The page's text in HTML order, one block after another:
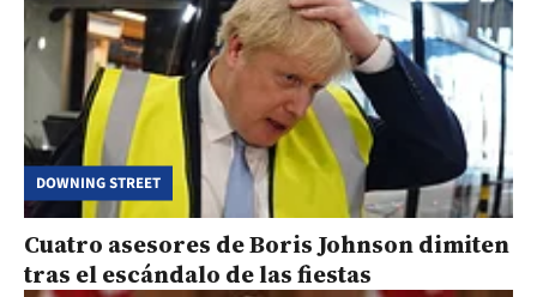
DOWNING STREET
Cuatro asesores de Boris Johnson dimiten
tras el escándalo de las fiestas